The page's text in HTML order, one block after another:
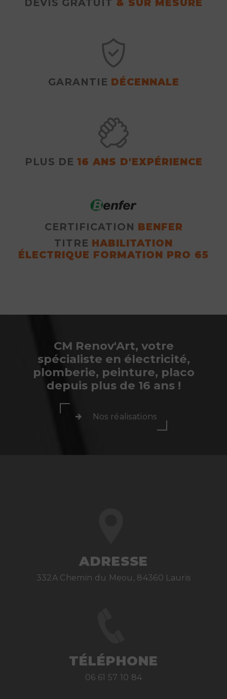
GARANTIE DÉCENNALE
PLUS DE 16 ANS D'EXPÉRIENCE
CERTIFICATION BENFER
TITRE HABILITATION
ÉLECTRIQUE FORMATION PRO 65
CM Renov'Art, votre
spécialiste en électricité,
plomberie, peinture, placo
depuis plus de 16 ans !
Nos réalisations
ADRESSE
332A Chemin du Meou, 84360 Lauris
TÉLÉPHONE
06 61 57 10 84